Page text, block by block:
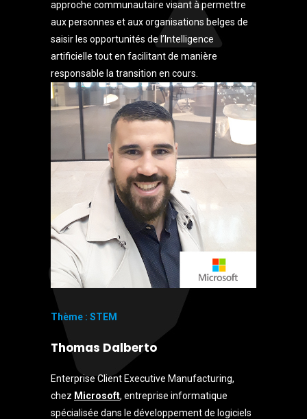
approche communautaire visant à permettre
aux personnes et aux organisations belges de
saisir les opportunités de l’Intelligence
artificielle tout en facilitant de manière
responsable la transition en cours.
Thème : STEM
Thomas Dalberto
Enterprise Client Executive Manufacturing,
chez Microsoft, entreprise informatique
spécialisée dans le développement de logiciels